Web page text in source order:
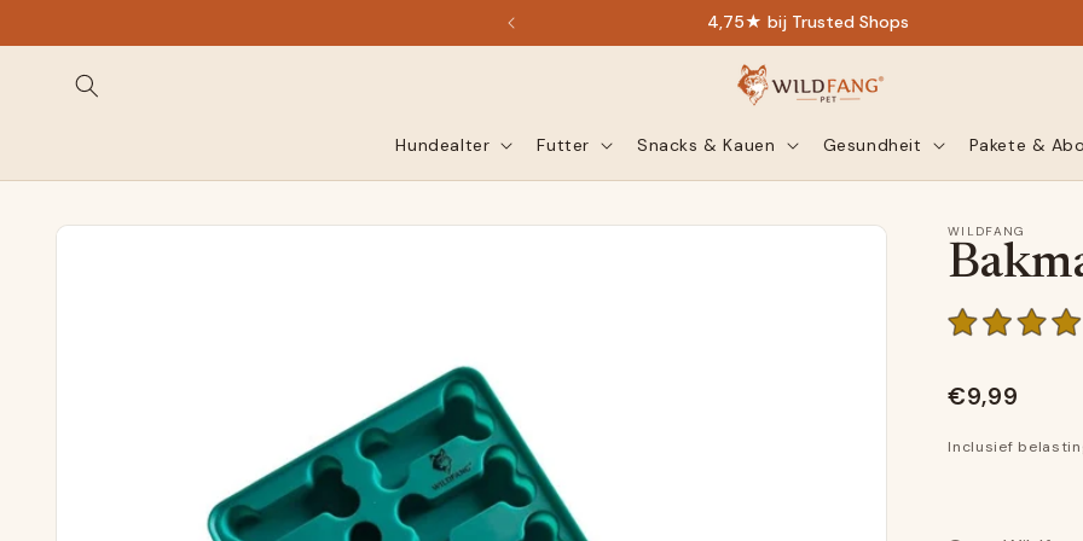
4,75★ bij Trusted Shops
Hundealter Futter Snacks & Kauen Gesundheit Pakete & Abo
WILDFANG
€9,99
Inclusief